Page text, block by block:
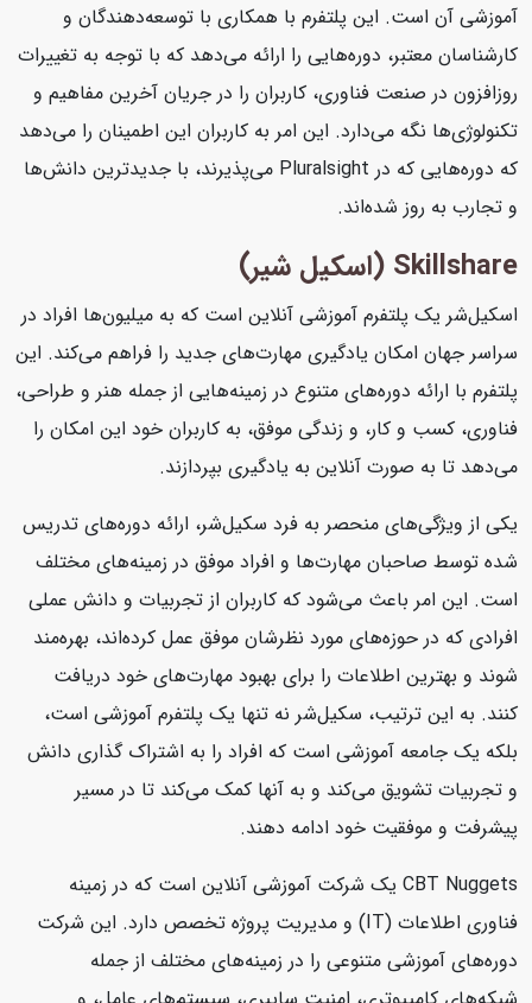
آموزشی آن است. این پلتفرم با همکاری با توسعه‌دهندگان و
کارشناسان معتبر، دوره‌هایی را ارائه می‌دهد که با توجه به تغییرات
روزافزون در صنعت فناوری، کاربران را در جریان آخرین مفاهیم و
تکنولوژی‌ها نگه می‌دارد. این امر به کاربران این اطمینان را می‌دهد
که دوره‌هایی که در Pluralsight می‌پذیرند، با جدیدترین دانش‌ها
و تجارب به روز شده‌اند.
Skillshare (اسکیل شیر)
اسکیل‌شر یک پلتفرم آموزشی آنلاین است که به میلیون‌ها افراد در
سراسر جهان امکان یادگیری مهارت‌های جدید را فراهم می‌کند. این
پلتفرم با ارائه دوره‌های متنوع در زمینه‌هایی از جمله هنر و طراحی،
فناوری، کسب و کار، و زندگی موفق، به کاربران خود این امکان را
می‌دهد تا به صورت آنلاین به یادگیری بپردازند.
یکی از ویژگی‌های منحصر به فرد سکیل‌شر، ارائه دوره‌های تدریس
شده توسط صاحبان مهارت‌ها و افراد موفق در زمینه‌های مختلف
است. این امر باعث می‌شود که کاربران از تجربیات و دانش عملی
افرادی که در حوزه‌های مورد نظرشان موفق عمل کرده‌اند، بهره‌مند
شوند و بهترین اطلاعات را برای بهبود مهارت‌های خود دریافت
کنند. به این ترتیب، سکیل‌شر نه تنها یک پلتفرم آموزشی است،
بلکه یک جامعه آموزشی است که افراد را به اشتراک گذاری دانش
و تجربیات تشویق می‌کند و به آنها کمک می‌کند تا در مسیر
پیشرفت و موفقیت خود ادامه دهند.
CBT Nuggets یک شرکت آموزشی آنلاین است که در زمینه
فناوری اطلاعات (IT) و مدیریت پروژه تخصص دارد. این شرکت
دوره‌های آموزشی متنوعی را در زمینه‌های مختلف از جمله